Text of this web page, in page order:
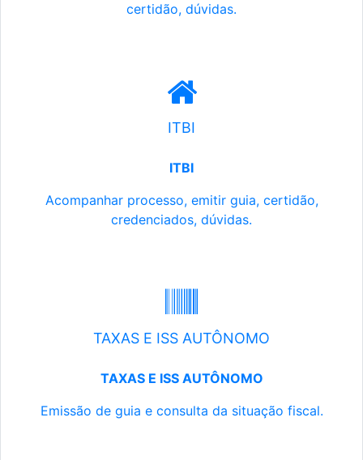
certidão, dúvidas.
ITBI
ITBI
Acompanhar processo, emitir guia, certidão,
credenciados, dúvidas.
TAXAS E ISS AUTÔNOMO
TAXAS E ISS AUTÔNOMO
Emissão de guia e consulta da situação fiscal.